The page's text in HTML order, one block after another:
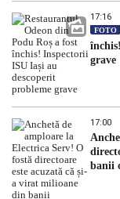
17:16
FOTO
grave
17:00
banii